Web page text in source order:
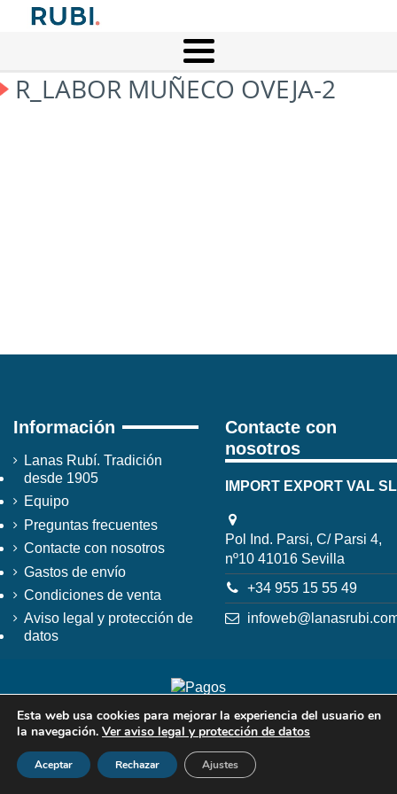
R_LABOR MUÑECO OVEJA-2
Información
Lanas Rubí. Tradición
desde 1905
Equipo
Preguntas frecuentes
Contacte con nosotros
Gastos de envío
Condiciones de venta
Aviso legal y protección de
datos
Contacte con
nosotros
IMPORT EXPORT VAL SL
Pol Ind. Parsi, C/ Parsi 4,
nº10 41016 Sevilla
+34 955 15 55 49
Esta web usa cookies para mejorar la experiencia del usuario en
la navegación. Ver aviso legal y protección de datos
Aceptar Rechazar Ajustes